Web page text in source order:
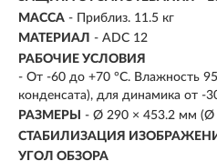
МАССА - Приблиз. 11.5 кг
МАТЕРИАЛ - ADC 12
РАБОЧИЕ УСЛОВИЯ
- От -60 до +70 °C. Влажность
конденсата), для динамика от -
РАЗМЕРЫ
- Ø 290 × 453.2 мм (Ø
СТАБИЛИЗАЦИЯ
УГОЛ ОБЗОРА